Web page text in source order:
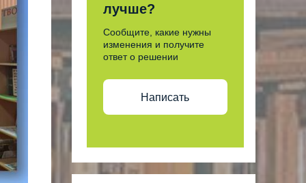
лучше?
Сообщите, какие нужны
изменения и получите
ответ о решении
Написать